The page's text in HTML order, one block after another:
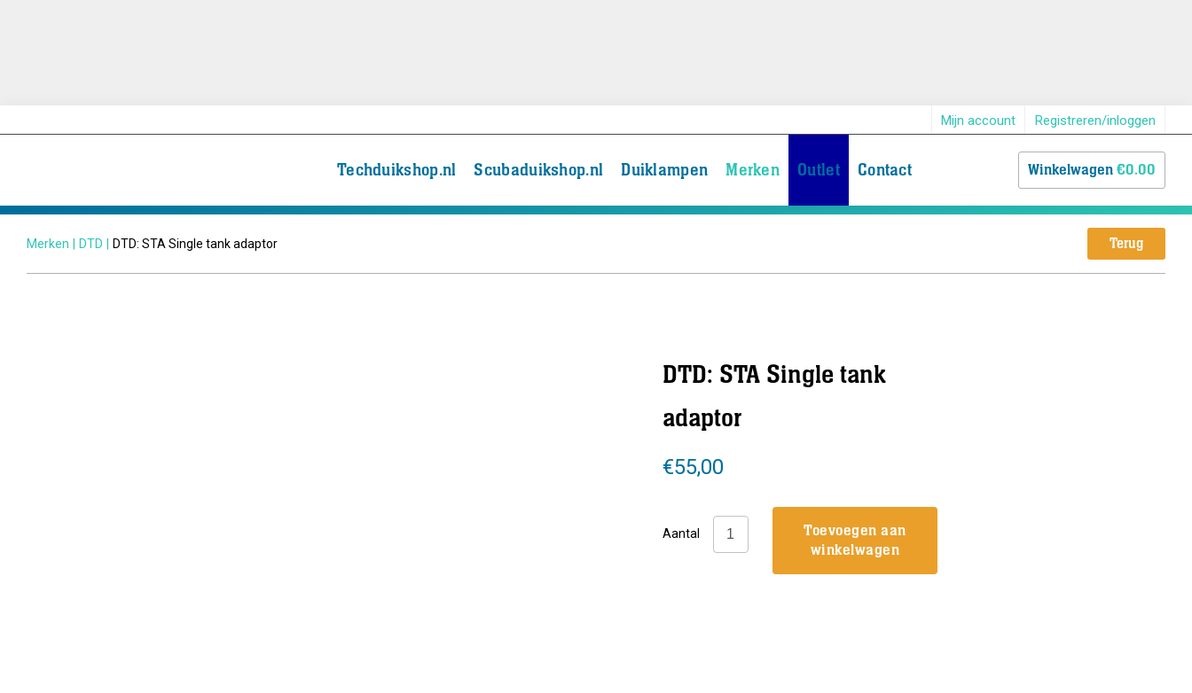
Mijn account Registreren/inloggen
Techduikshop.nl Scubaduikshop.nl Duiklampen Merken Outlet Contact Winkelwagen€0.00
Merken DTD DTD: STA Single tank adaptor Terug
DTD: STA Single tank
adaptor
€55,00
Aantal
DTD:
STA
Toevoegen aan
winkelwagen